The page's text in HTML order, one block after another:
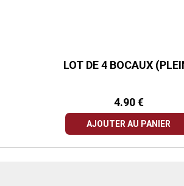
LOT DE 4 BOCAUX
4.90 €
AJOUTER AU PANIER